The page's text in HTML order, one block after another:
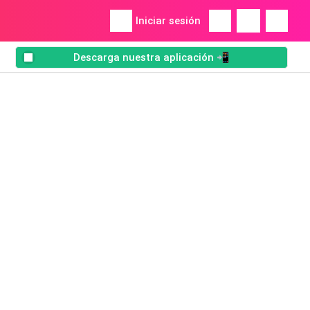
Iniciar sesión
Descarga nuestra aplicación 📲